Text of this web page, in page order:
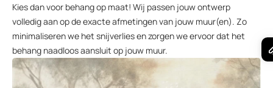
Kies dan voor behang op maat! Wij passen jouw ontwerp
volledig aan op de exacte afmetingen van jouw muur(en). Zo
minimaliseren we het snijverlies en zorgen we ervoor dat het
behang naadloos aansluit op jouw muur.